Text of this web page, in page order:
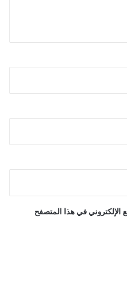
الإلكتروني في هذا المتصفح